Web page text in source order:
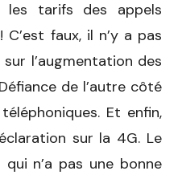
tarifs des appels
faux, il n’y a pas
l’augmentation des
de l’autre côté
Et enfin,
sur la 4G. Le
n’a pas une bonne